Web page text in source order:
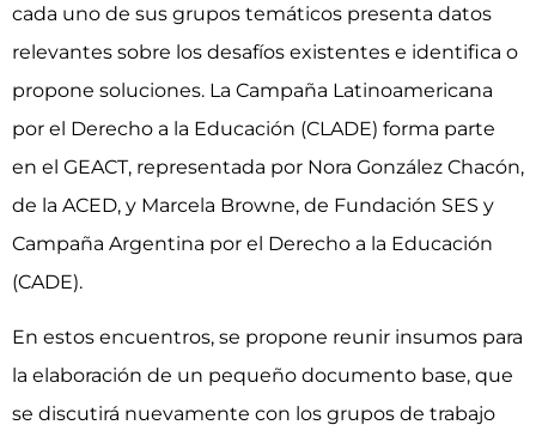
cada uno de sus grupos temáticos presenta datos
relevantes sobre los desafíos existentes e identifica o
propone soluciones. La Campaña Latinoamericana
por el Derecho a la Educación (CLADE) forma parte
en el GEACT, representada por Nora González Chacón,
de la ACED, y Marcela Browne, de Fundación SES y
Campaña Argentina por el Derecho a la Educación
(CADE).
En estos encuentros, se propone reunir insumos para
la elaboración de un pequeño documento base, que
se discutirá nuevamente con los grupos de trabajo